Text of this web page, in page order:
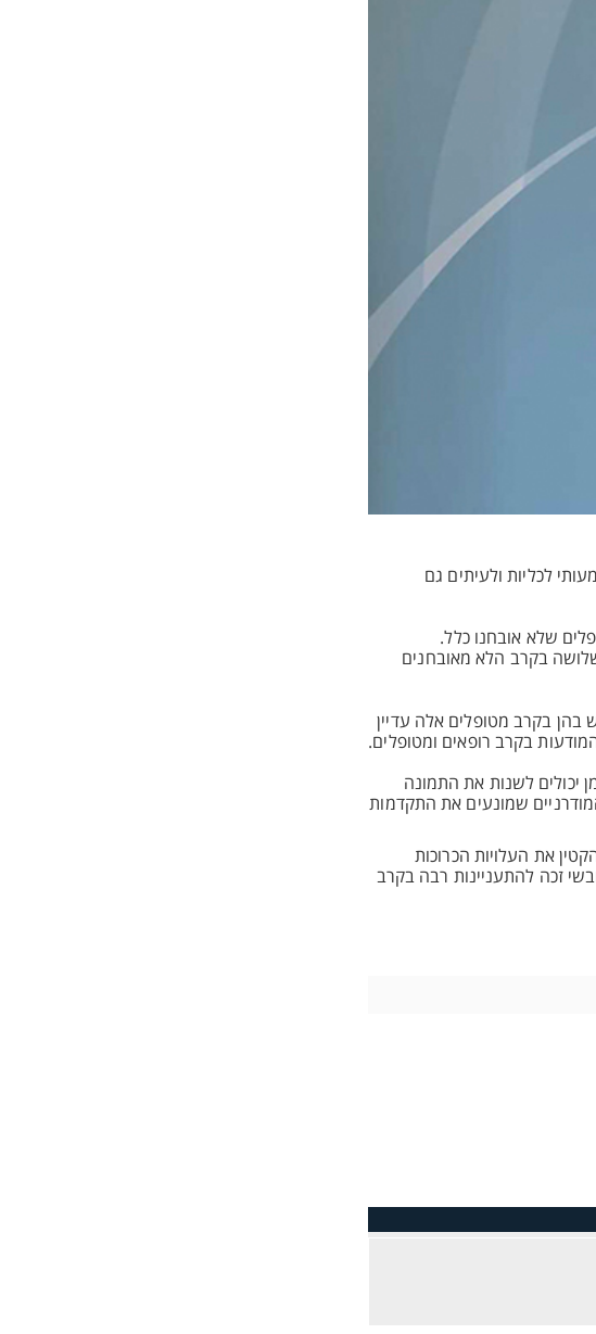
לכליות ולעיתים גם
לעומת מטופלים שלא אובחנו כלל.
פי שלושה בקרב הלא מאובחנים
בהן בקרב מטופלים אלה עדיין
בקרב רופאים ומטופלים.
יכולים לשנות את התמונה
שמונעים את התקדמות
את העלויות הכרוכות
זכה להתעניינות רבה בקרב